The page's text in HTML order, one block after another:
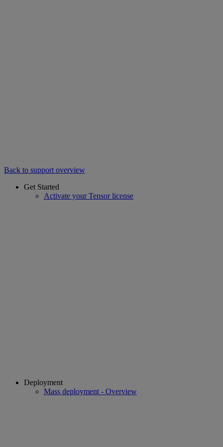
Back to support overview
Get Started
Activate your Tensor license
Deployment
Mass deployment - Overview